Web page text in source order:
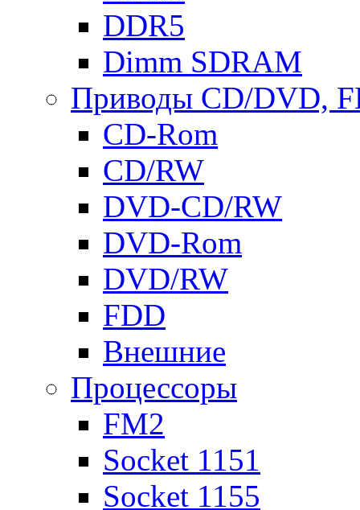
DDR5
Dimm SDRAM
Приводы СD/DVD,
CD-Rom
CD/RW
DVD-CD/RW
DVD-Rom
DVD/RW
FDD
Внешние
Процессоры
FM2
Socket 1151
Socket 1155